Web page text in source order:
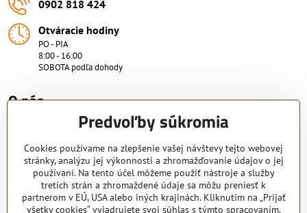
0902 818 424
Otváracie hodiny
PO - PIA
8:00 - 16:00
SOBOTA podľa dohody
O nás.
Viac ako 15 rokov skúsenosti.
Nakupujte od overeného predajcu s certifikovaným servisným
strediskom. KRB-TECH s.r.o.
Pridajte sa k nám
Predvoľby súkromia
Cookies používame na zlepšenie vašej návštevy tejto webovej
stránky, analýzu jej výkonnosti a zhromažďovanie údajov o jej
používaní. Na tento účel môžeme použiť nástroje a služby
tretích strán a zhromaždené údaje sa môžu preniesť k
partnerom v EÚ, USA alebo iných krajinách. Kliknutím na „Prijať
všetky cookies“ vyjadrujete svoj súhlas s týmto spracovaním.